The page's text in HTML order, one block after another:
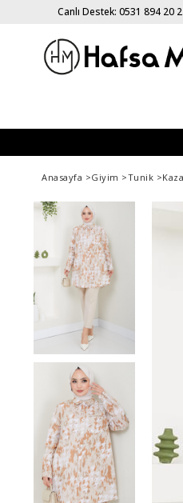
Canlı Destek: 0531 894 20
Anasayfa >Giyim >Tunik >